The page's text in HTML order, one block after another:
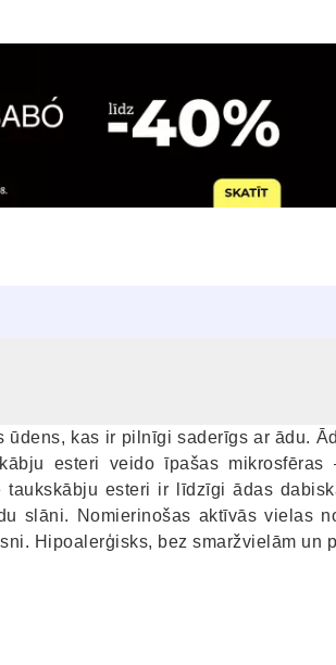
kas ir pilnīgi saderīgs ar ādu.
esteri veido īpašas
esteri ir līdzīgi ādas
slāni. Nomierinošas aktīvās vielas
Hipoalerģisks, bez smaržvielām un